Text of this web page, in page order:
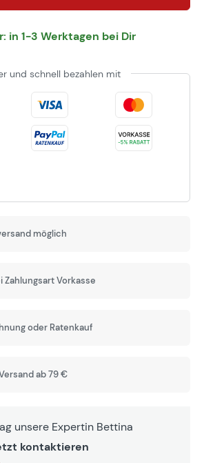
in 1-3 Werktagen bei Dir
und schnell bezahlen mit
möglich
Zahlungsart Vorkasse
oder Ratenkauf
ab 79 €
unsere Expertin Bettina
kontaktieren